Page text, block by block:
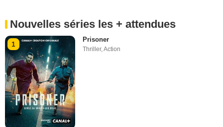
Nouvelles séries les + attendues
1
Prisoner
Thriller,Action